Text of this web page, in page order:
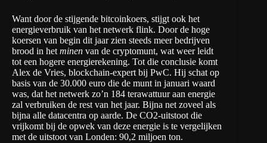
Want door de stijgende bitcoinkoers, stijgt ook het
energieverbruik van het netwerk flink. Door de hoge
koersen van begin dit jaar zien steeds meer bedrijven
brood in het minen van de cryptomunt, wat weer leidt
tot een hogere energierekening. Tot die conclusie komt
Alex de Vries, blockchain-expert bij PwC. Hij schat op
basis van de 30.000 euro die de munt in januari waard
was, dat het netwerk zo’n 184 terawattuur aan energie
zal verbruiken de rest van het jaar. Bijna net zoveel als
bijna alle datacentra op aarde. De CO2-uitstoot die
vrijkomt bij de opwek van deze energie is te vergelijken
met de uitstoot van Londen: 90,2 miljoen ton.